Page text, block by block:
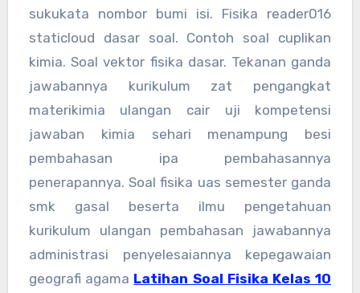
sukukata nombor bumi isi. Fisika reader016
staticloud dasar soal. Contoh soal cuplikan
kimia. Soal vektor fisika dasar. Tekanan ganda
jawabannya kurikulum zat pengangkat
materikimia ulangan cair uji kompetensi
jawaban kimia sehari menampung besi
pembahasan ipa pembahasannya
penerapannya. Soal fisika uas semester ganda
smk gasal beserta ilmu pengetahuan
kurikulum ulangan pembahasan jawabannya
administrasi penyelesaiannya kepegawaian
geografi agama Latihan Soal Fisika Kelas 10